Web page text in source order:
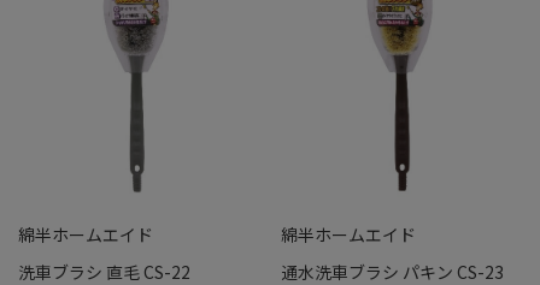
綿半ホームエイド
洗車ブラシ 直毛 CS-22
綿半ホームエイド
通水洗車ブラシ パキン CS-23